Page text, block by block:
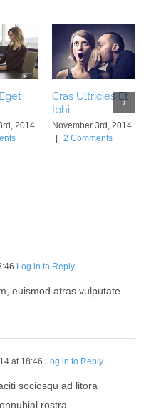
2014
Cras Ultricies Et
Ibhi
November 3rd, 2014
2 Comments
Log in to Reply
euismod atras vulputate
at 18:46 Log in to Reply
sociosqu ad litora
rostra.